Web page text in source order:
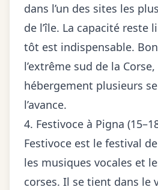
dans l’un des sites les
de l’île. La capacité reste
tôt est indispensable.
l’extrême sud de la
hébergement plusieurs
l’avance.
4. Festivoce à Pigna
Festivoce est le festival
les musiques vocales et
corses. Il se tient dans le